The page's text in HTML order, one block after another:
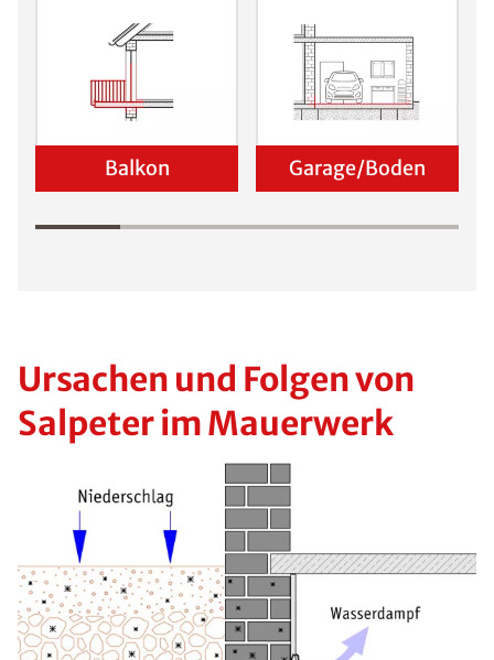
Balkon Garage/Boden
Ursachen und Folgen von
Salpeter im Mauerwerk